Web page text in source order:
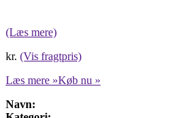
(Læs mere)
kr. (Vis fragtpris)
Læs mere »Køb nu »
Navn: